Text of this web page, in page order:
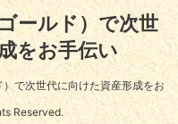
ールド）で次世
をお手伝い
で次世代に向けた資産形成をお
Reserved.